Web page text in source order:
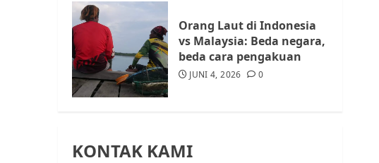
Orang Laut di Indonesia
vs Malaysia: Beda negara,
beda cara pengakuan
JUNI 4, 2026 0
KONTAK KAMI